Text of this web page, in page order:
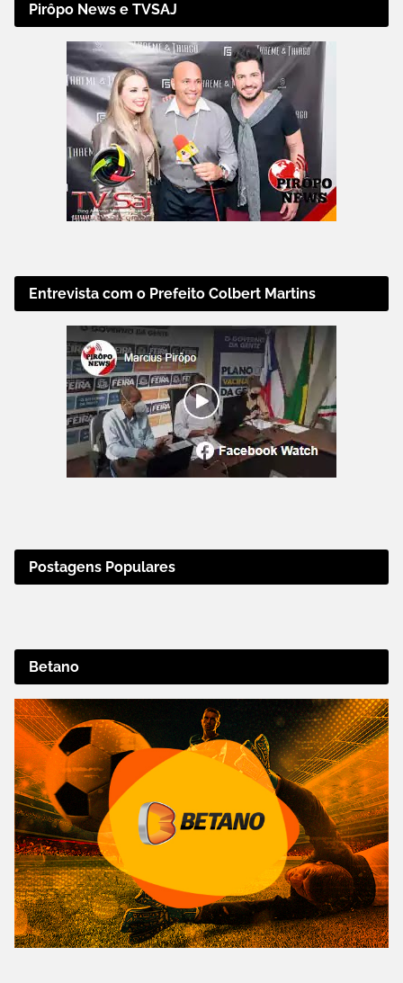
Pirôpo News e TVSAJ
Entrevista com o Prefeito Colbert Martins
Postagens Populares
Betano